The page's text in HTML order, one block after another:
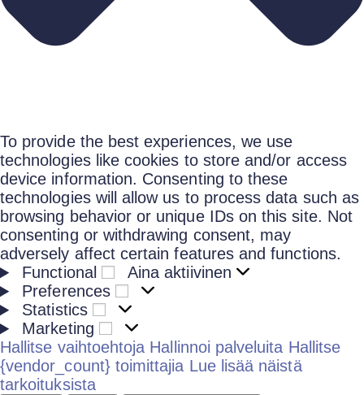
To provide the best experiences, we use
technologies like cookies to store and/or access
device information. Consenting to these
technologies will allow us to process data such as
browsing behavior or unique IDs on this site. Not
consenting or withdrawing consent, may
adversely affect certain features and functions.
Functional
Aina aktiivinen
Preferences
Statistics
Marketing
Hallitse vaihtoehtoja Hallinnoi palveluita Hallitse
{vendor_count} toimittajia Lue lisää näistä
tarkoituksista